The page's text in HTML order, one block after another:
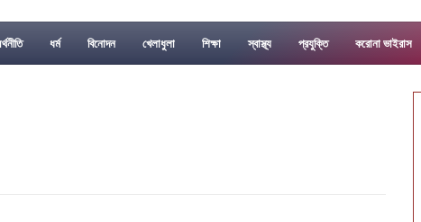
ধর্ম বিনোদন খেলাধুলা শিক্ষা স্বাস্থ্য প্রযুক্তি করোনা ভাইরাস